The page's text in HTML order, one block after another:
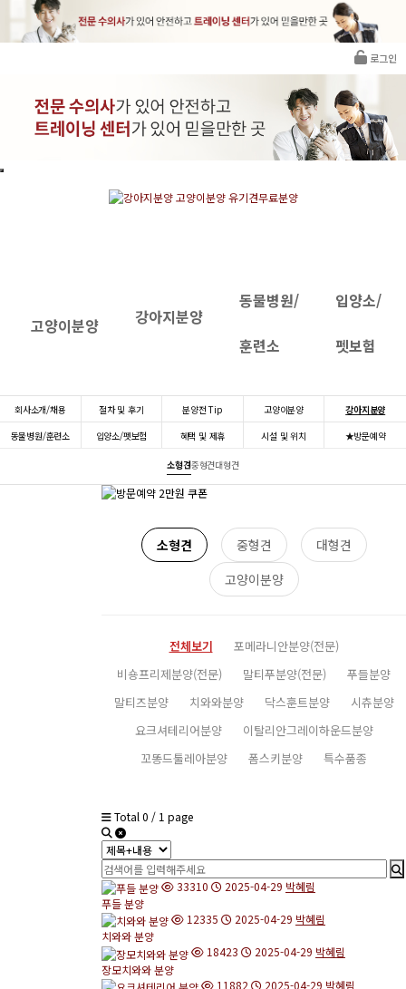
로그인
고양이분양 강아지분양
동물병원/
훈련소
입양소/
펫보험
회사소개/채용 절차 및 후기 분양전 Tip 고양이분양
강아지분양
동물병원/훈련소
입양소/펫보험 혜택 및 제휴 시설 및 위치 ★방문예약
소형견중형견대형견
소형견 중형견
대형견
고양이분양
전체보기
포메라니안분양(전문)
비숑프리제분양(전문)
말티푸분양(전문)
푸들분양
말티즈분양
치와와분양 닥스훈트분양
시츄분양
요크셔테리어분양
이탈리안그레이하운드분양
꼬똥드툴레아분양
폼스키분양 특수품종
Total 0 / 1 page
33310 2025-04-29 박혜림
푸들 분양
12335
2025-04-29 박혜림
치와와 분양
18423
2025-04-29 박혜림
장모치와와 분양
11882
2025-04-29 박혜림
INTRANET